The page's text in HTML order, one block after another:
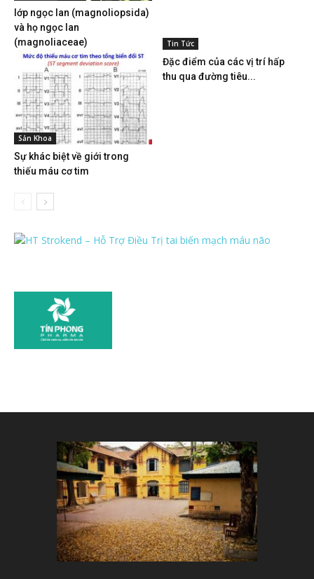
lớp ngọc lan (magnoliopsida)
và họ ngọc lan
(magnoliaceae)
Sản Khoa
Sự khác biệt về giới trong
thiếu máu cơ tim
Tin Tức
Đặc điểm của các vị trí hấp
thu qua đường tiêu...